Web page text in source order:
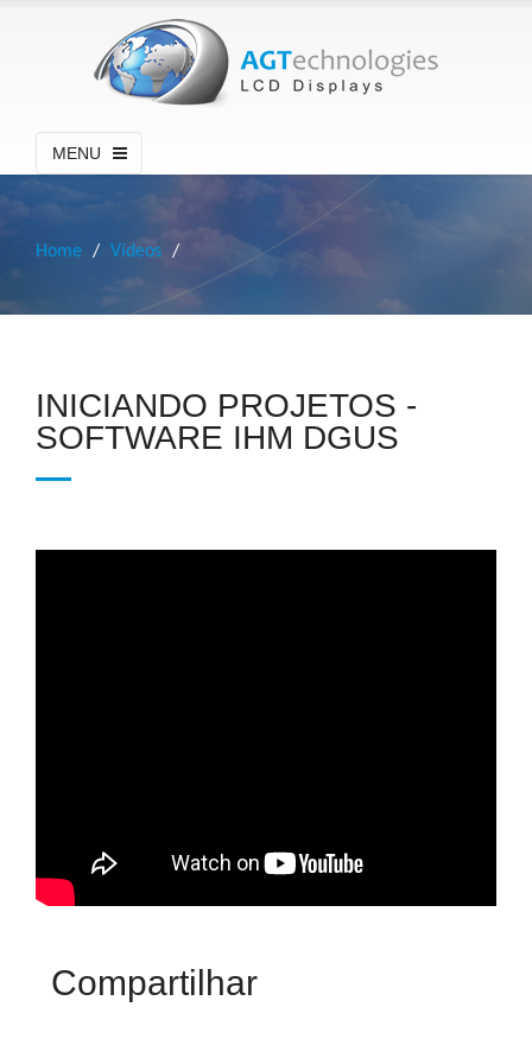
MENU
Home Vídeos
INICIANDO PROJETOS -
SOFTWARE IHM DGUS
Compartilhar